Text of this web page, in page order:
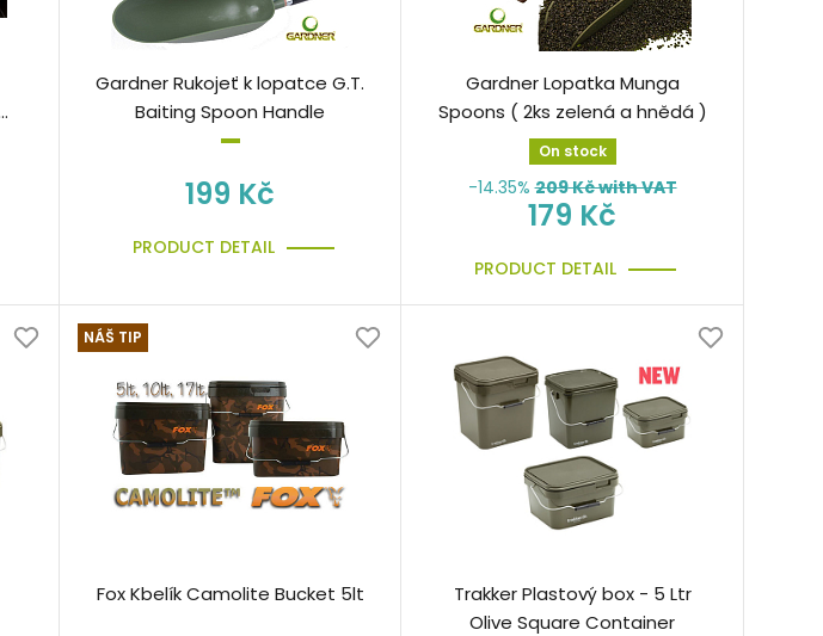
Gardner Rukojeť k lopatce G.T.
Baiting Spoon Handle
199 Kč
PRODUCT DETAIL
Gardner Lopatka Munga
Spoons ( 2ks zelená a hnědá )
On stock
-14.35% 209Kč with VAT
179 Kč
PRODUCT DETAIL
NÁŠ TIP
Fox Kbelík Camolite Bucket 5lt
Trakker Plastový box - 5 Ltr
Olive Square Container